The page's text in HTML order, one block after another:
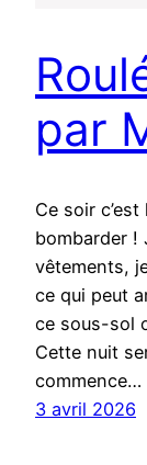
par
Ce soir
bombarder !
vêtements,
ce qui peut
ce sous-sol
Cette nuit
commence…
3 avril 2026